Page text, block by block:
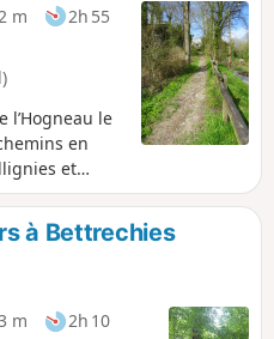
m
2h 55
l’Hogneau le
en
et
à Bettrechies
m
2h 10